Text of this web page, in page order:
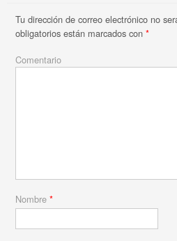
Tu dirección de correo electrónico no
obligatorios están marcados con*
Comentario
Nombre*